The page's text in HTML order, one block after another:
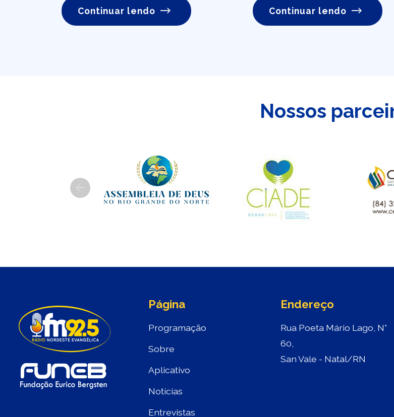
Continuar lendo Continuar lendo
Nossos
Previous
Página
Programação
Sobre
Aplicativo
Notícias
Entrevistas
Endereço
Rua Poeta Mário Lago, N°
60,
San Vale - Natal/RN